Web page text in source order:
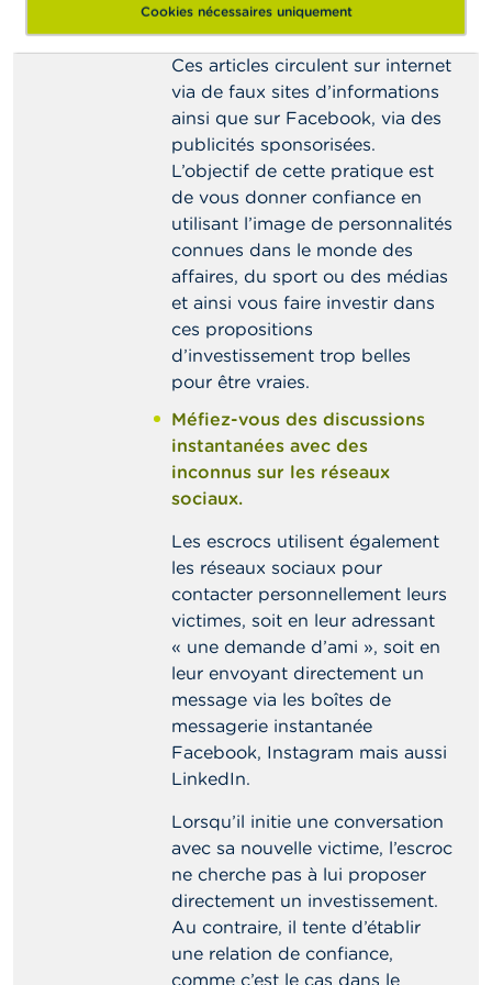
Cookies nécessaires uniquement
avec des rendements trop
beaux pour être vrais.
Ces articles circulent sur internet
via de faux sites d’informations
ainsi que sur Facebook, via des
publicités sponsorisées.
L’objectif de cette pratique est
de vous donner confiance en
utilisant l’image de personnalités
connues dans le monde des
affaires, du sport ou des médias
et ainsi vous faire investir dans
ces propositions
d’investissement trop belles
pour être vraies.
Méfiez-vous des discussions
instantanées avec des
inconnus sur les réseaux
sociaux.
Les escrocs utilisent également
les réseaux sociaux pour
contacter personnellement leurs
victimes, soit en leur adressant
« une demande d’ami », soit en
leur envoyant directement un
message via les boîtes de
messagerie instantanée
Facebook, Instagram mais aussi
LinkedIn.
Lorsqu’il initie une conversation
avec sa nouvelle victime, l’escroc
ne cherche pas à lui proposer
directement un investissement.
Au contraire, il tente d’établir
une relation de confiance,
comme c’est le cas dans le